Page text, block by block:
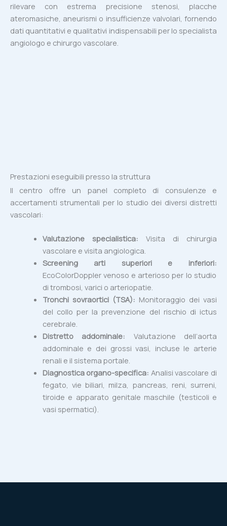
rilevare con estrema precisione stenosi, placche
ateromasiche, aneurismi o insufficienze valvolari, fornendo
dati quantitativi e qualitativi indispensabili per lo specialista
angiologo e chirurgo vascolare.
Prestazioni eseguibili presso la struttura
Il centro offre un panel completo di consulenze e
accertamenti strumentali per lo studio dei diversi distretti
vascolari:
Valutazione specialistica: Visita di chirurgia
vascolare e visita angiologica.
Screening arti superiori e inferiori:
EcoColorDoppler venoso e arterioso per lo studio
di trombosi, varici o arteriopatie.
Tronchi sovraortici (TSA): Monitoraggio dei vasi
del collo per la prevenzione del rischio di ictus
cerebrale.
Distretto addominale: Valutazione dell’aorta
addominale e dei grossi vasi, incluse le arterie
renali e il sistema portale.
Diagnostica organo-specifica: Analisi vascolare di
fegato, vie biliari, milza, pancreas, reni, surreni,
tiroide e apparato genitale maschile (testicoli e
vasi spermatici).